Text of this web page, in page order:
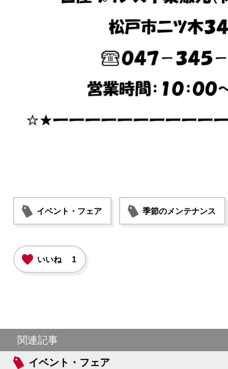
イベント・フェア 季節のメンテナンス
いいね 1
関連記事
イベント・フェア